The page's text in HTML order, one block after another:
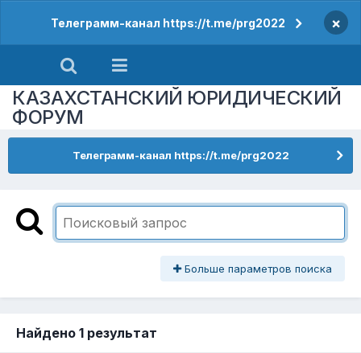
Телеграмм-канал https://t.me/prg2022 ×
КАЗАХСТАНСКИЙ ЮРИДИЧЕСКИЙ
ФОРУМ
Телеграмм-канал https://t.me/prg2022
Больше параметров поиска
Найдено 1 результат